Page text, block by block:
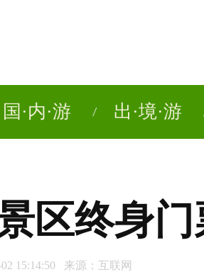
国·内·游 出·境·游
区终身
15:14:50 来源：互联网